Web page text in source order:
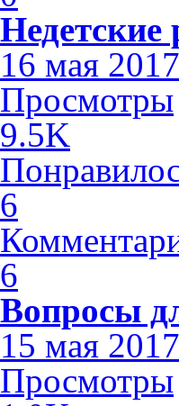
Недетские
16 мая
Просмотры
9.5K
6
6
Вопросы
15 мая
Просмотры